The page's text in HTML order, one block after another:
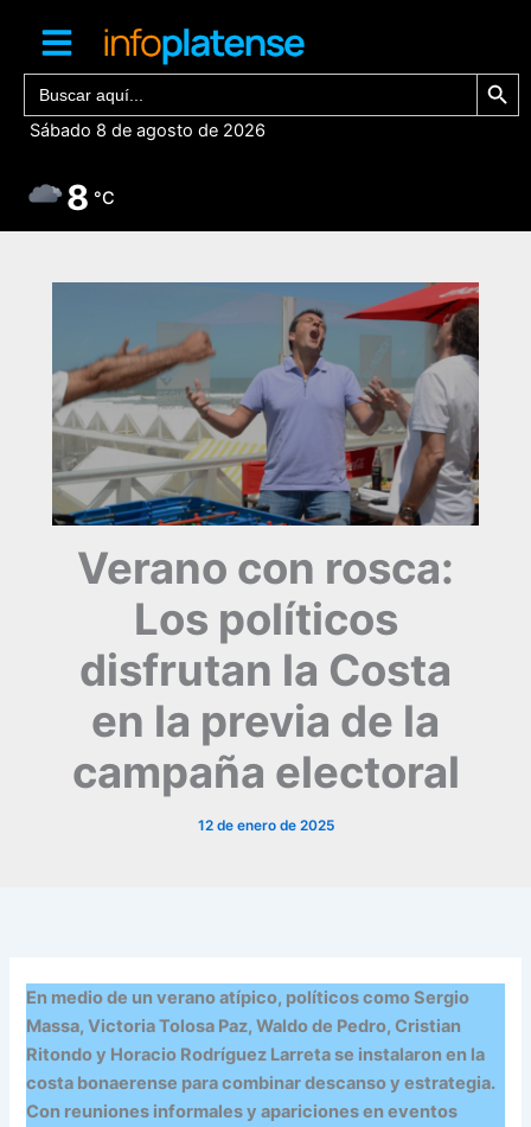
contenido
Buscar: Botón de
Sábado 8 de agosto de 2026
8 °C
Verano con rosca:
Los políticos
disfrutan la Costa
en la previa de la
campaña electoral
12 de enero de 2025
En medio de un verano atípico, políticos como Sergio
Massa, Victoria Tolosa Paz, Waldo de Pedro, Cristian
Ritondo y Horacio Rodríguez Larreta se instalaron en la
costa bonaerense para combinar descanso y estrategia.
Con reuniones informales y apariciones en eventos